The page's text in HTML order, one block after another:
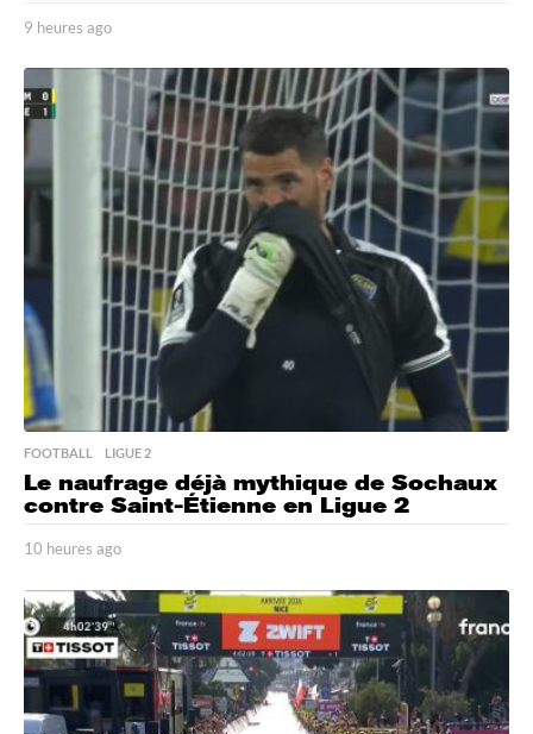
9 heures ago
e
r
a
g
FOOTBALL ,LIGUE 2
Le naufrage déjà mythique de Sochaux
contre Saint-Étienne en Ligue 2
10 heures ago
h
e
u
r
e
a